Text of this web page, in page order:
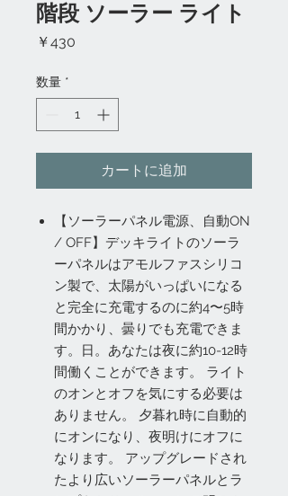
階段 ソーラー ライト
￥430
数量 *
カートに追加
【ソーラーパネル電源、自動ON
/ OFF】デッキライトのソーラ
ーパネルはアモルファスシリコ
ン製で、太陽がいっぱいになる
と完全に充電するのに約4〜5時
間かかり、曇りでも充電できま
す。日。あなたは夜に約10-12時
間働くことができます。 ライト
のオンとオフを気にする必要は
ありません。 夕暮れ時に自動的
にオンになり、夜明けにオフに
なります。 アップグレードされ
たより広いソーラーパネルとラ